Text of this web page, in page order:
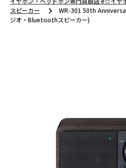
スピーカー
WR-301 50th
ジオ・Bluetoothスピーカー)